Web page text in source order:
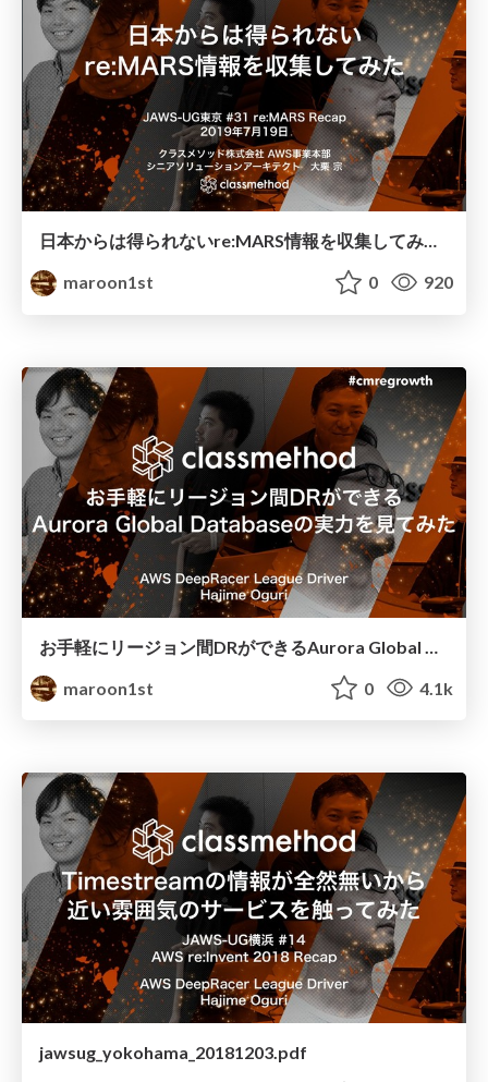
日本からは得られないre:MARS情報を収集してみた / Collect re:MARS information that cannot be obtained in Japan
maroon1st
0 920
maroon1st
0 4.1k
jawsug_yokohama_20181203.pdf